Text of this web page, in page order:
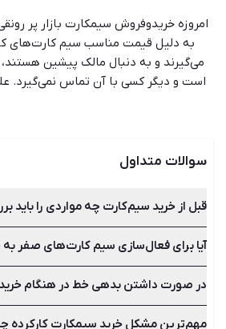
امروزه خریدوفروش سیمکارت بازار پر
به دلیل قیمت مناسب سیم کارت‌های
می‌گیرند و به دنبال مالک پیشین
است و دیگر کسی با آن تماس نمی‌گیرد.
مطمئن شوید که مالک قبلی، هزینه
قیمت کل کسر نمائید یا می‌توانید از
سوالات متداول
قبل از خرید سیم‌کارت چه مواردی را باید
تعیین قیمت، استعلام خط، بررسی صفر
آیا برای فعال‌سازی سیم کارت‌های صفر
برای سیم کارت‌های صفری که کارت
در صورت داشتن بدهی خط در هنگام خرید
مهم‌ترین مشکل خرید سیمکارت کارکرده